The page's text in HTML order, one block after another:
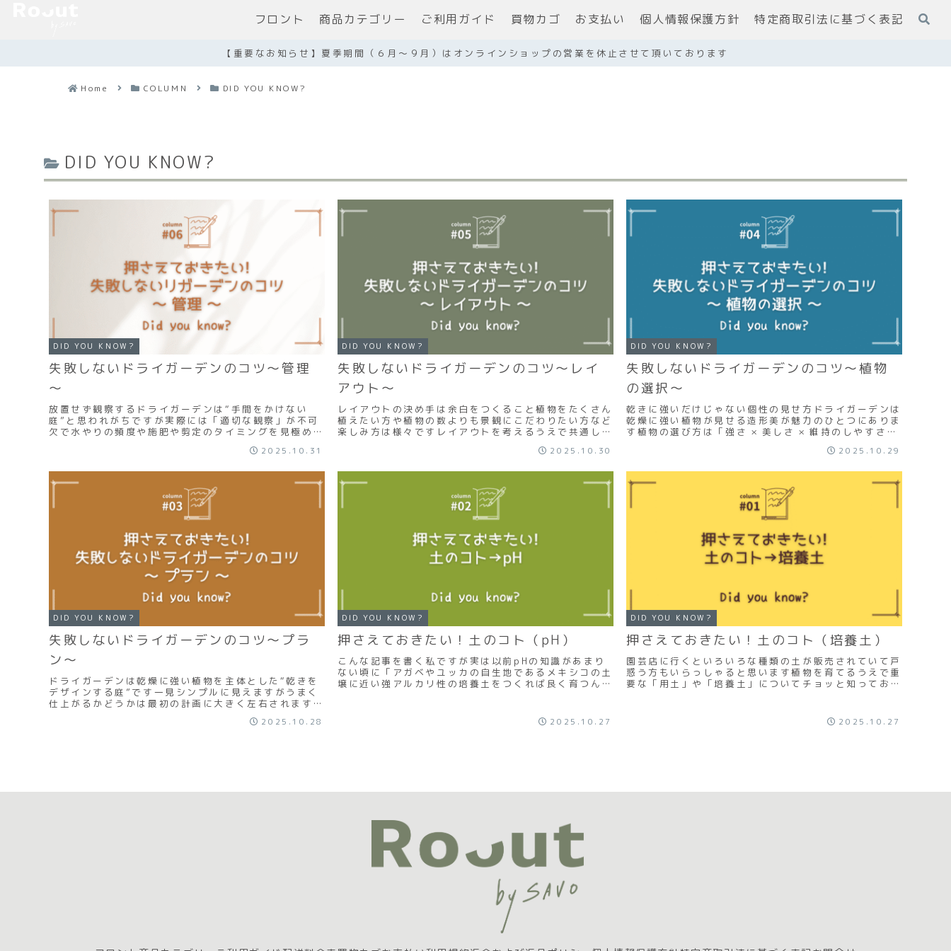
フロント 商品カテゴリー ご利用ガイド 買物カゴ お支払い 個人情報保護方針 特定商取引法に基づく表記
【重要なお知らせ】夏季期間（６月～９月）はオンラインショップの営業を休止させて頂いております
Home COLUMN DID YOU KNOW?
DID YOU KNOW?
DID YOU KNOW?
失敗しないドライガーデンのコツ～管理
～
放置せず観察するドライガーデンは“手間をかけない
庭”と思われがちですが実際には「適切な観察」が不可
欠で水やりの頻度や施肥や剪定のタイミングを見極める
2025.10.31
DID YOU KNOW?
失敗しないドライガーデンのコツ～レイ
アウト～
レイアウトの決め手は余白をつくること植物をたくさん
植えたい方や植物の数よりも景観にこだわりたい方など
楽しみ方は様々ですレイアウトを考えるうえで共通して
2025.10.30
DID YOU KNOW?
失敗しないドライガーデンのコツ～植物
の選択～
乾きに強いだけじゃない個性の見せ方ドライガーデンは
乾燥に強い植物が見せる造形美が魅力のひとつにありま
す植物の選び方は「強さ × 美しさ × 維持のしやすさ」
2025.10.29
DID YOU KNOW?
失敗しないドライガーデンのコツ～プラ
ン～
ドライガーデンは乾燥に強い植物を主体とした“乾きを
デザインする庭”です一見シンプルに見えますがうまく
仕上がるかどうかは最初の計画に大きく左右されますガ
ーデニングとして楽しみながらお庭をつくる場合も庭
2025.10.28
DID YOU KNOW?
押さえておきたい！土のコト（pH）
こんな記事を書く私ですが実は以前pHの知識があまり
ない頃に「アガベやユッカの自生地であるメキシコの土
壌に近い強アルカリ性の培養土をつくれば良く育つんじ
2025.10.27
DID YOU KNOW?
押さえておきたい！土のコト（培養土）
園芸店に行くといろいろな種類の土が販売されていて戸
惑う方もいらっしゃると思います植物を育てるうえで重
要な「用土」や「培養土」についてチョッと知っておき
2025.10.27